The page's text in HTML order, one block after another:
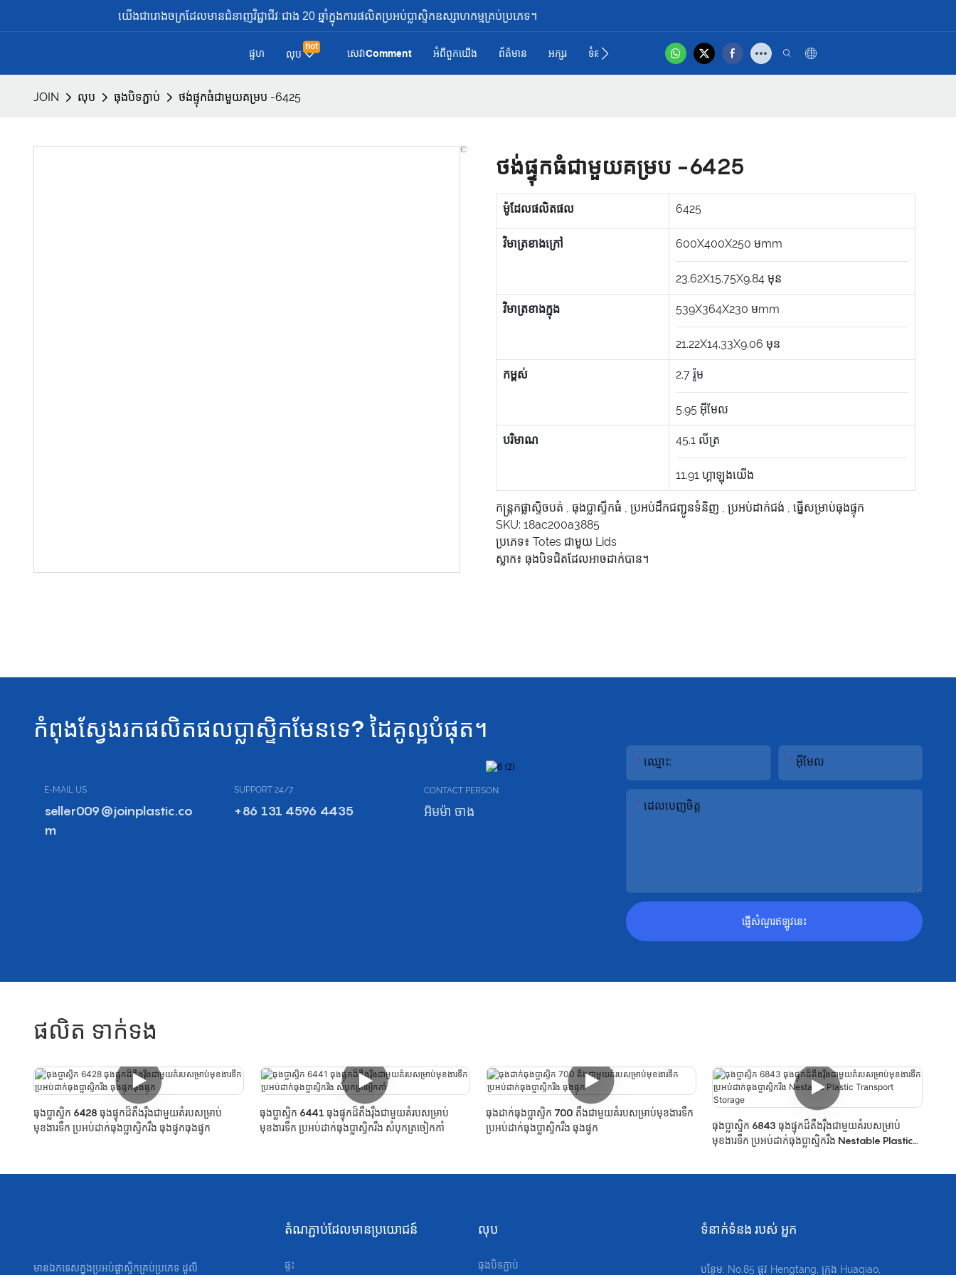
យើងជារោងចក្រដែលមានជំនាញវិជ្ជាជីវៈជាង 20 ឆ្នាំក្នុងការផលិតប្រអប់ប្លាស្ទិកឧស្សាហកម្មគ្រប់ប្រភេទ។
ផ្ទហ លុប
hot
សេវាComment អំពី​ពួក​យើង ព័ត៌មាន អក្សរ ទំនាក់ទំនង របស់ អ្នក វីដេអូផលិតផល
hot
JOIN លុប ធុងបិទភ្ជាប់ ថង់ផ្ទុកធំជាមួយគម្រប -6425
ថង់ផ្ទុកធំជាមួយគម្រប -6425
ម៉ូដែលផលិតផល 6425
វិមាត្រខាងក្រៅ 600X400X250 មmm
23.62X15.75X9.84 មុន
វិមាត្រខាងក្នុង 539X364X230 មmm
21.22X14.33X9.06 មុន
កម្ពស់ 2.7 រ៉ូម
5.95 អ៊ីមែល
បរិមាណ 45.1 លីត្រ
11.91 ហ្គាឡុងយើង
កន្ត្រកផ្លាស្ទិចបត់ , ធុងប្លាស្ទីកធំ , ប្រអប់ដឹកជញ្ជូនទំនិញ , ប្រអប់ដាក់ជង់ , ធ្នើសម្រាប់ធុងផ្ទុក
SKU: 18ac200a3885
ប្រភេទ៖ Totes ជាមួយ Lids
ស្លាក៖ ធុងបិទជិតដែលអាចដាក់បាន។
កំពុងស្វែងរកផលិតផលប្លាស្ទិកមែនទេ? ដៃគូល្អបំផុត។
E-MAIL US
seller009@joinplastic.co
m
SUPPORT 24/7
+86 131 4596 4435
CONTACT PERSON:
អិមម៉ា ចាង
ឈ្មោះ: អ៊ីមែល
ដេលបេញចិត្ដ
ផ្ញើសំណួរឥឡូវនេះ
ផលិត ទាក់ទង
ធុងប្លាស្ទិក 6428 ធុងផ្ទុកដ៏តឹងរ៉ឹងជាមួយគំរបសម្រាប់
មុខងារទឹក ប្រអប់ដាក់ធុងប្លាស្ទិករឹង ធុងផ្ទុកធុងផ្ទុក
ធុងប្លាស្ទិក 6441 ធុងផ្ទុកដ៏តឹងរ៉ឹងជាមួយគំរបសម្រាប់
មុខងារទឹក ប្រអប់ដាក់ធុងប្លាស្ទិករឹង សំបុកត្រចៀកកាំ
ធុងដាក់ធុងប្លាស្ទិក 700 តឹងជាមួយគំរបសម្រាប់មុខងារទឹក
ប្រអប់ដាក់ធុងប្លាស្ទិករឹង ធុងផ្ទុក
ធុងប្លាស្ទិក 6843 ធុងផ្ទុកដ៏តឹងរ៉ឹងជាមួយគំរបសម្រាប់
មុខងារទឹក ប្រអប់ដាក់ធុងប្លាស្ទិករឹង Nestable Plastic
មានឯកទេសក្នុងប្រអប់ផ្លាស្ទិកគ្រប់ប្រភេទ ដូលី
តំណ​ភ្ជាប់​ដែល​មានប្រយោជន៍
ផ្ទះ
លុប
ធុងបិទភ្ជាប់
ទំនាក់ទំនង របស់ អ្នក
បន្ថែម: No.85 ផ្លូវ Hengtang, ក្រុង Huaqiao,